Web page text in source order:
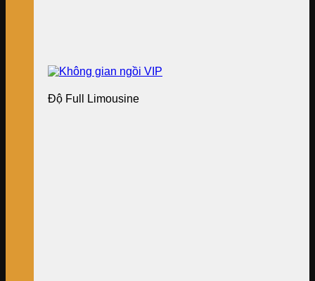
Độ Full Limousine